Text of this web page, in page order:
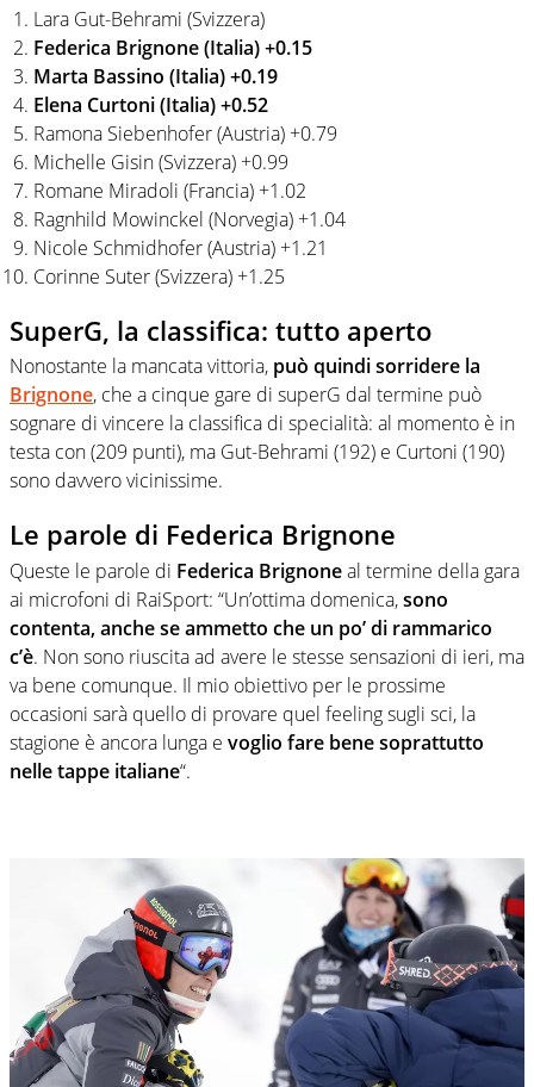
Lara Gut-Behrami (Svizzera)
Federica Brignone (Italia) +0.15
Marta Bassino (Italia) +0.19
Elena Curtoni (Italia) +0.52
Ramona Siebenhofer (Austria) +0.79
Michelle Gisin (Svizzera) +0.99
Romane Miradoli (Francia) +1.02
Ragnhild Mowinckel (Norvegia) +1.04
Nicole Schmidhofer (Austria) +1.21
Corinne Suter (Svizzera) +1.25
SuperG, la classifica: tutto aperto
Nonostante la mancata vittoria, può quindi sorridere la
Brignone, che a cinque gare di superG dal termine può
sognare di vincere la classifica di specialità: al momento è in
testa con (209 punti), ma Gut-Behrami (192) e Curtoni (190)
sono davvero vicinissime.
Le parole di Federica Brignone
Queste le parole di Federica Brignoneal termine della gara
ai microfoni di RaiSport: “Un’ottima domenica,sono
contenta, anche se ammetto che un po’ di rammarico
c’è. Non sono riuscita ad avere le stesse sensazioni di ieri, ma
va bene comunque. Il mio obiettivo per le prossime
occasioni sarà quello di provare quel feeling sugli sci, la
stagione è ancora lunga e voglio fare bene soprattutto
nelle tappe italiane“.